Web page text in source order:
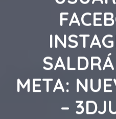
META:
–